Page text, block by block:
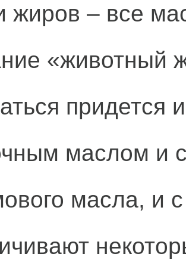
жиров – все
«животный
маслом и
масла, и